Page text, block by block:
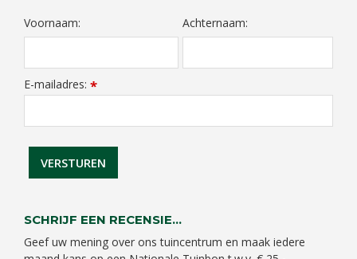
Voornaam: Achternaam:
E-mailadres: *
SCHRIJF EEN RECENSIE...
Geef uw mening over ons tuincentrum en maak iedere